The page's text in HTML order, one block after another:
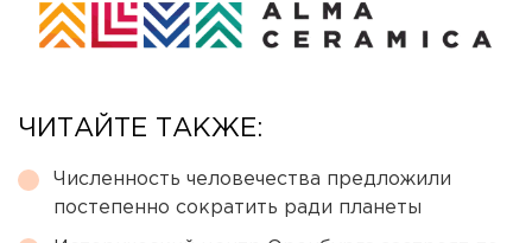
ЧИТАЙТЕ ТАКЖЕ:
Численность человечества предложили
постепенно сократить ради планеты